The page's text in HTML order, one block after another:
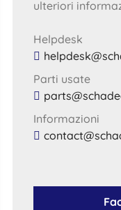
ulteriori
Helpdesk
Parti usate
Informazioni